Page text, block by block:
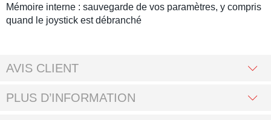
Mémoire interne : sauvegarde de vos paramètres, y compris
quand le joystick est débranché
AVIS CLIENT
PLUS D’INFORMATION